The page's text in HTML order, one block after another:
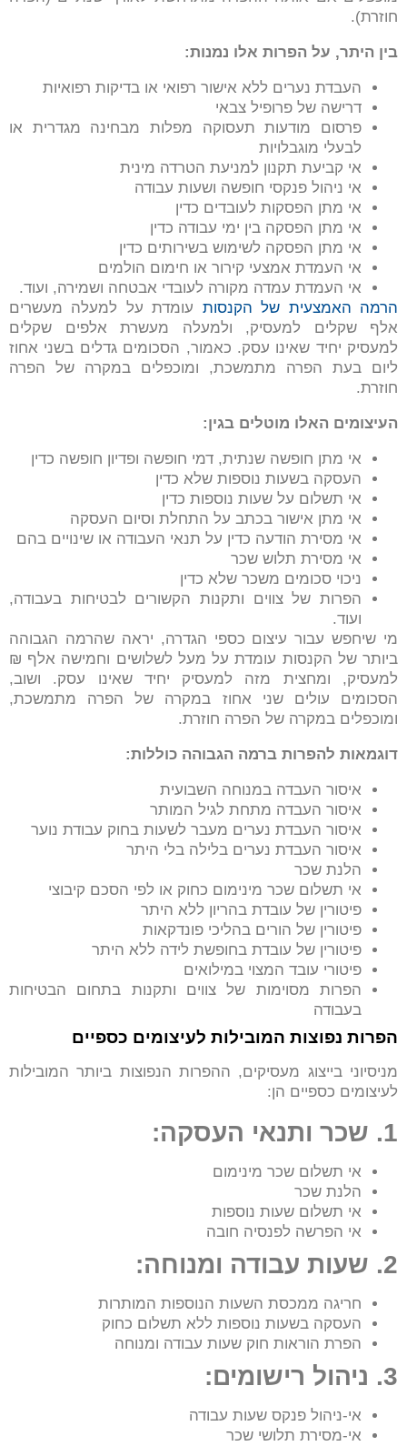
חוזרת).
בין היתר, על הפרות אלו נמנות:
העבדת נערים ללא אישור רפואי או בדיקות רפואיות
דרישה של פרופיל צבאי
פרסום מודעות תעסוקה מפלות מבחינה מגדרית או
לבעלי מוגבלויות
אי קביעת תקנון למניעת הטרדה מינית
אי ניהול פנקסי חופשה ושעות עבודה
אי מתן הפסקות לעובדים כדין
אי מתן הפסקה בין ימי עבודה כדין
אי מתן הפסקה לשימוש בשירותים כדין
אי העמדת אמצעי קירור או חימום הולמים
אי העמדת עמדה מקורה לעובדי אבטחה ושמירה, ועוד.
הרמה האמצעית של הקנסות עומדת על למעלה מעשרים
אלף שקלים למעסיק, ולמעלה מעשרת אלפים שקלים
למעסיק יחיד שאינו עסק. כאמור, הסכומים גדלים בשני אחוז
ליום בעת הפרה מתמשכת, ומוכפלים במקרה של הפרה
חוזרת.
העיצומים האלו מוטלים בגין:
אי מתן חופשה שנתית, דמי חופשה ופדיון חופשה כדין
העסקה בשעות נוספות שלא כדין
אי תשלום על שעות נוספות כדין
אי מתן אישור בכתב על התחלת וסיום העסקה
אי מסירת הודעה כדין על תנאי העבודה או שינויים בהם
אי מסירת תלוש שכר
ניכוי סכומים משכר שלא כדין
הפרות של צווים ותקנות הקשורים לבטיחות בעבודה,
ועוד.
מי שיחפש עבור עיצום כספי הגדרה, יראה שהרמה הגבוהה
ביותר של הקנסות עומדת על מעל לשלושים וחמישה אלף ₪
למעסיק, ומחצית מזה למעסיק יחיד שאינו עסק. ושוב,
הסכומים עולים שני אחוז במקרה של הפרה מתמשכת,
ומוכפלים במקרה של הפרה חוזרת.
דוגמאות להפרות ברמה הגבוהה כוללות:
איסור העבדה במנוחה השבועית
איסור העבדה מתחת לגיל המותר
איסור העבדת נערים מעבר לשעות בחוק עבודת נוער
איסור העבדת נערים בלילה בלי היתר
הלנת שכר
אי תשלום שכר מינימום כחוק או לפי הסכם קיבוצי
פיטורין של עובדת בהריון ללא היתר
פיטורין של הורים בהליכי פונדקאות
פיטורין של עובדת בחופשת לידה ללא היתר
פיטורי עובד המצוי במילואים
הפרות מסוימות של צווים ותקנות בתחום הבטיחות
בעבודה
הפרות נפוצות המובילות לעיצומים כספיים
מניסיוני בייצוג מעסיקים, ההפרות הנפוצות ביותר המובילות
לעיצומים כספיים הן:
1. שכר ותנאי העסקה:
אי תשלום שכר מינימום
הלנת שכר
אי תשלום שעות נוספות
אי הפרשה לפנסיה חובה
2. שעות עבודה ומנוחה:
חריגה ממכסת השעות הנוספות המותרות
העסקה בשעות נוספות ללא תשלום כחוק
הפרת הוראות חוק שעות עבודה ומנוחה
3. ניהול רישומים:
אי-ניהול פנקס שעות עבודה
אי-מסירת תלושי שכר